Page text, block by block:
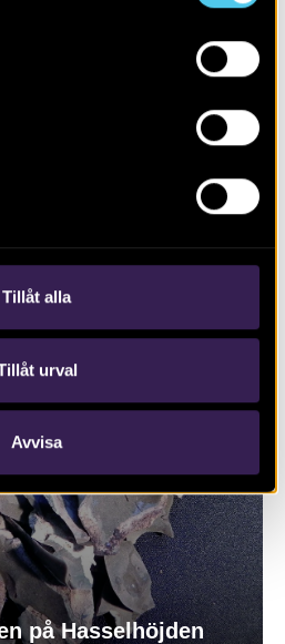
Tillåt alla
urval
Avvisa
aktiviteter
på Hasselhöjden